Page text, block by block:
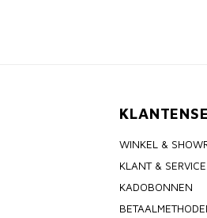
WINKEL &
KLANT & SERVICE
KADOBONNEN